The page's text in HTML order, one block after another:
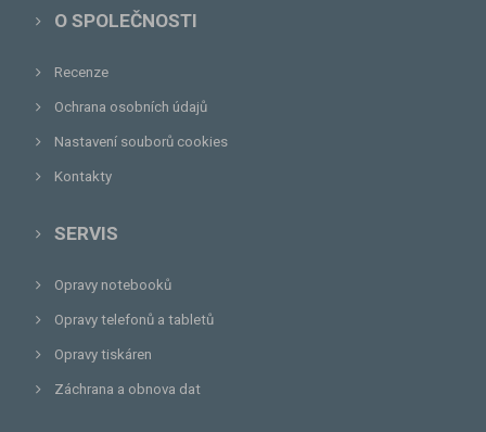
O SPOLEČNOSTI
Recenze
Ochrana osobních údajů
Nastavení souborů cookies
Kontakty
SERVIS
Opravy notebooků
Opravy telefonů a tabletů
Opravy tiskáren
Záchrana a obnova dat